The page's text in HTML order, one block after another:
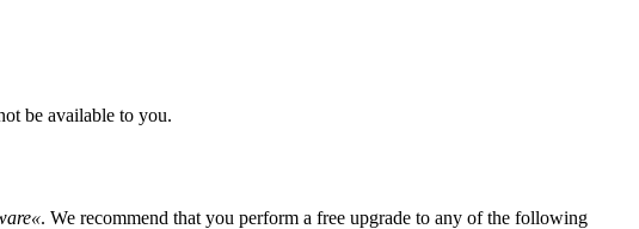
be available to you.
«. We recommend that you perform a free upgrade to any of the following